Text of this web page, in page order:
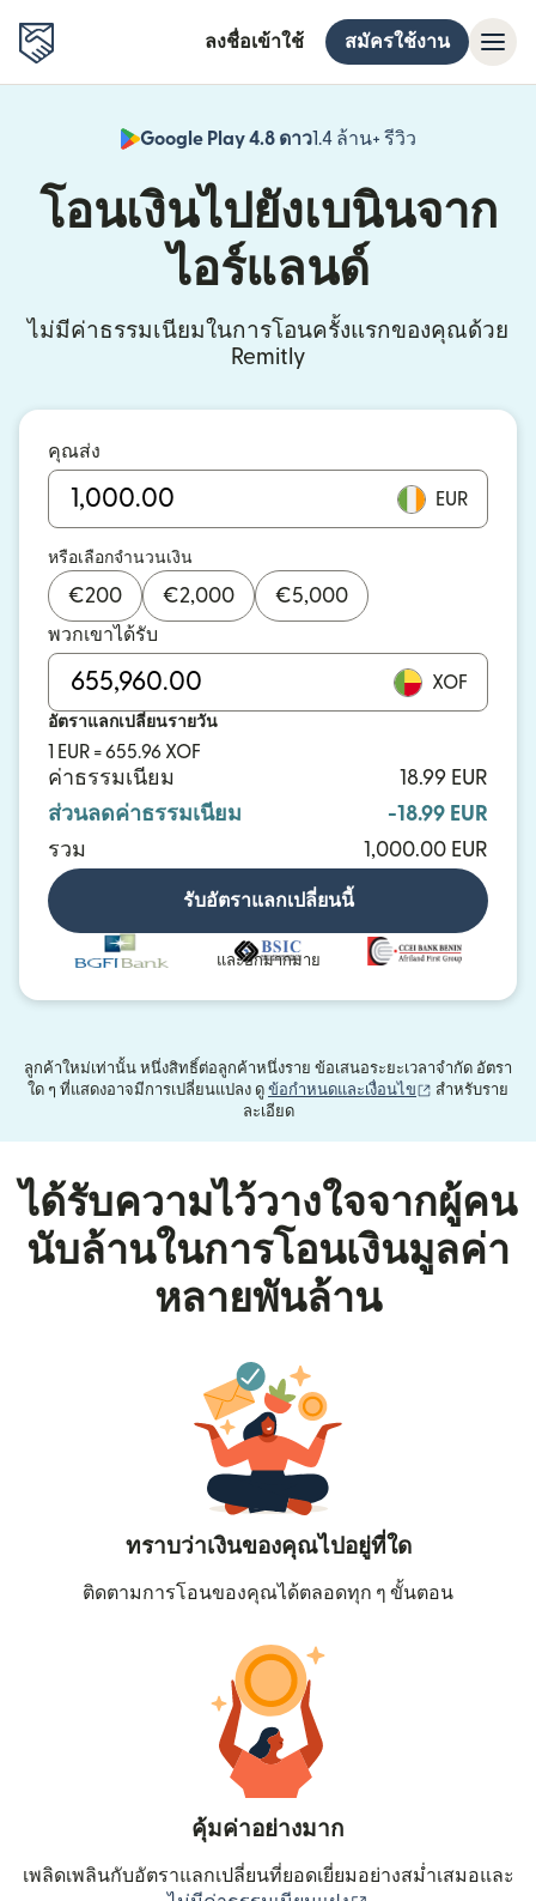
ลงชื่อเข้าใช้ สมัครใช้งาน
Google Play 4.8 ดาว1.4 ล้าน+ รีวิว
(เปิดในหน้าต่
โอนเงินไปยังเบนินจาก
ไอร์แลนด์
ไม่มีค่าธรรมเนียมในการโอนครั้งแรกของคุณด้วย
Remitly
คุณส่ง
EUR
หรือเลือกจำนวนเงิน
€200 €2,000 €5,000
พวกเขาได้รับ
XOF
อัตราแลกเปลี่ยนรายวัน
1 EUR = 655.96 XOF
ค่าธรรมเนียม
18.99 EUR
ส่วนลดค่าธรรมเนียม
-18.99 EUR
รวม
1,000.00 EUR
รับอัตราแลกเปลี่ยนนี้
และอีกมากมาย
ลูกค้าใหม่เท่านั้น หนึ่งสิทธิ์ต่อลูกค้าหนึ่งราย ข้อเสนอระยะเวลาจำกัด อัตรา
ใด ๆ ที่แสดงอาจมีการเปลี่ยนแปลง ดู ข้อกำหนดและเงื่อนไข (เปิดในหน้าต่า
สำหรับราย
ละเอียด
ได้รับความไว้วางใจจากผู้คน
นับล้านในการโอนเงินมูลค่า
หลายพันล้าน
ทราบว่าเงินของคุณไปอยู่ที่ใด
ติดตามการโอนของคุณได้ตลอดทุก ๆ ขั้นตอน
คุ้มค่าอย่างมาก
เพลิดเพลินกับอัตราแลกเปลี่ยนที่ยอดเยี่ยมอย่างสม่ำเสมอและ